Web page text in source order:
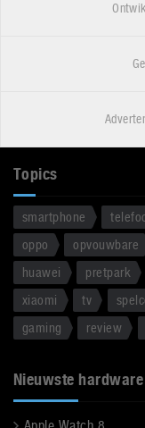
Topics
smartphone
oppo
opvouwbare
huawei
pretpark
xiaomi
tv
gaming
review
Nieuwste hardware